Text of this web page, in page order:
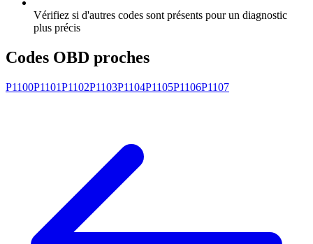
Vérifiez si d'autres codes sont présents pour un diagnostic
plus précis
Codes OBD proches
P1100P1101P1102P1103P1104P1105P1106P1107